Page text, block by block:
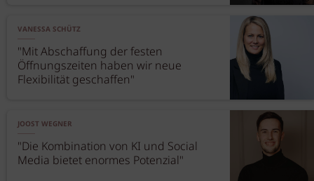
VANESSA SCHÜTZ
"Mit Abschaffung der festen
Öffnungszeiten haben wir neue
Flexibilität geschaffen"
JOOST WEGNER
"Die Kombination von KI und Social
Media bietet enormes Potenzial"